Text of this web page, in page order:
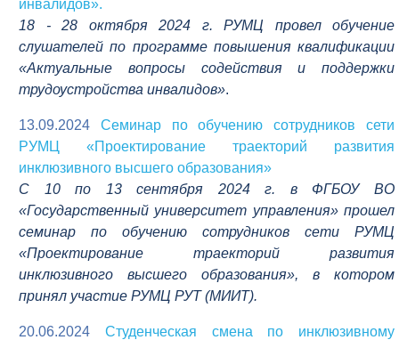
инвалидов».
18 - 28 октября 2024 г. РУМЦ провел обучение
слушателей по программе повышения квалификации
«Актуальные вопросы содействия и поддержки
трудоустройства инвалидов».
13.09.2024
Семинар по обучению сотрудников сети
РУМЦ «Проектирование траекторий развития
инклюзивного высшего образования»
С 10 по 13 сентября 2024 г. в ФГБОУ ВО
«Государственный университет управления» прошел
семинар по обучению сотрудников сети РУМЦ
«Проектирование траекторий развития
инклюзивного высшего образования», в котором
принял участие РУМЦ РУТ (МИИТ).
20.06.2024
Студенческая смена по инклюзивному